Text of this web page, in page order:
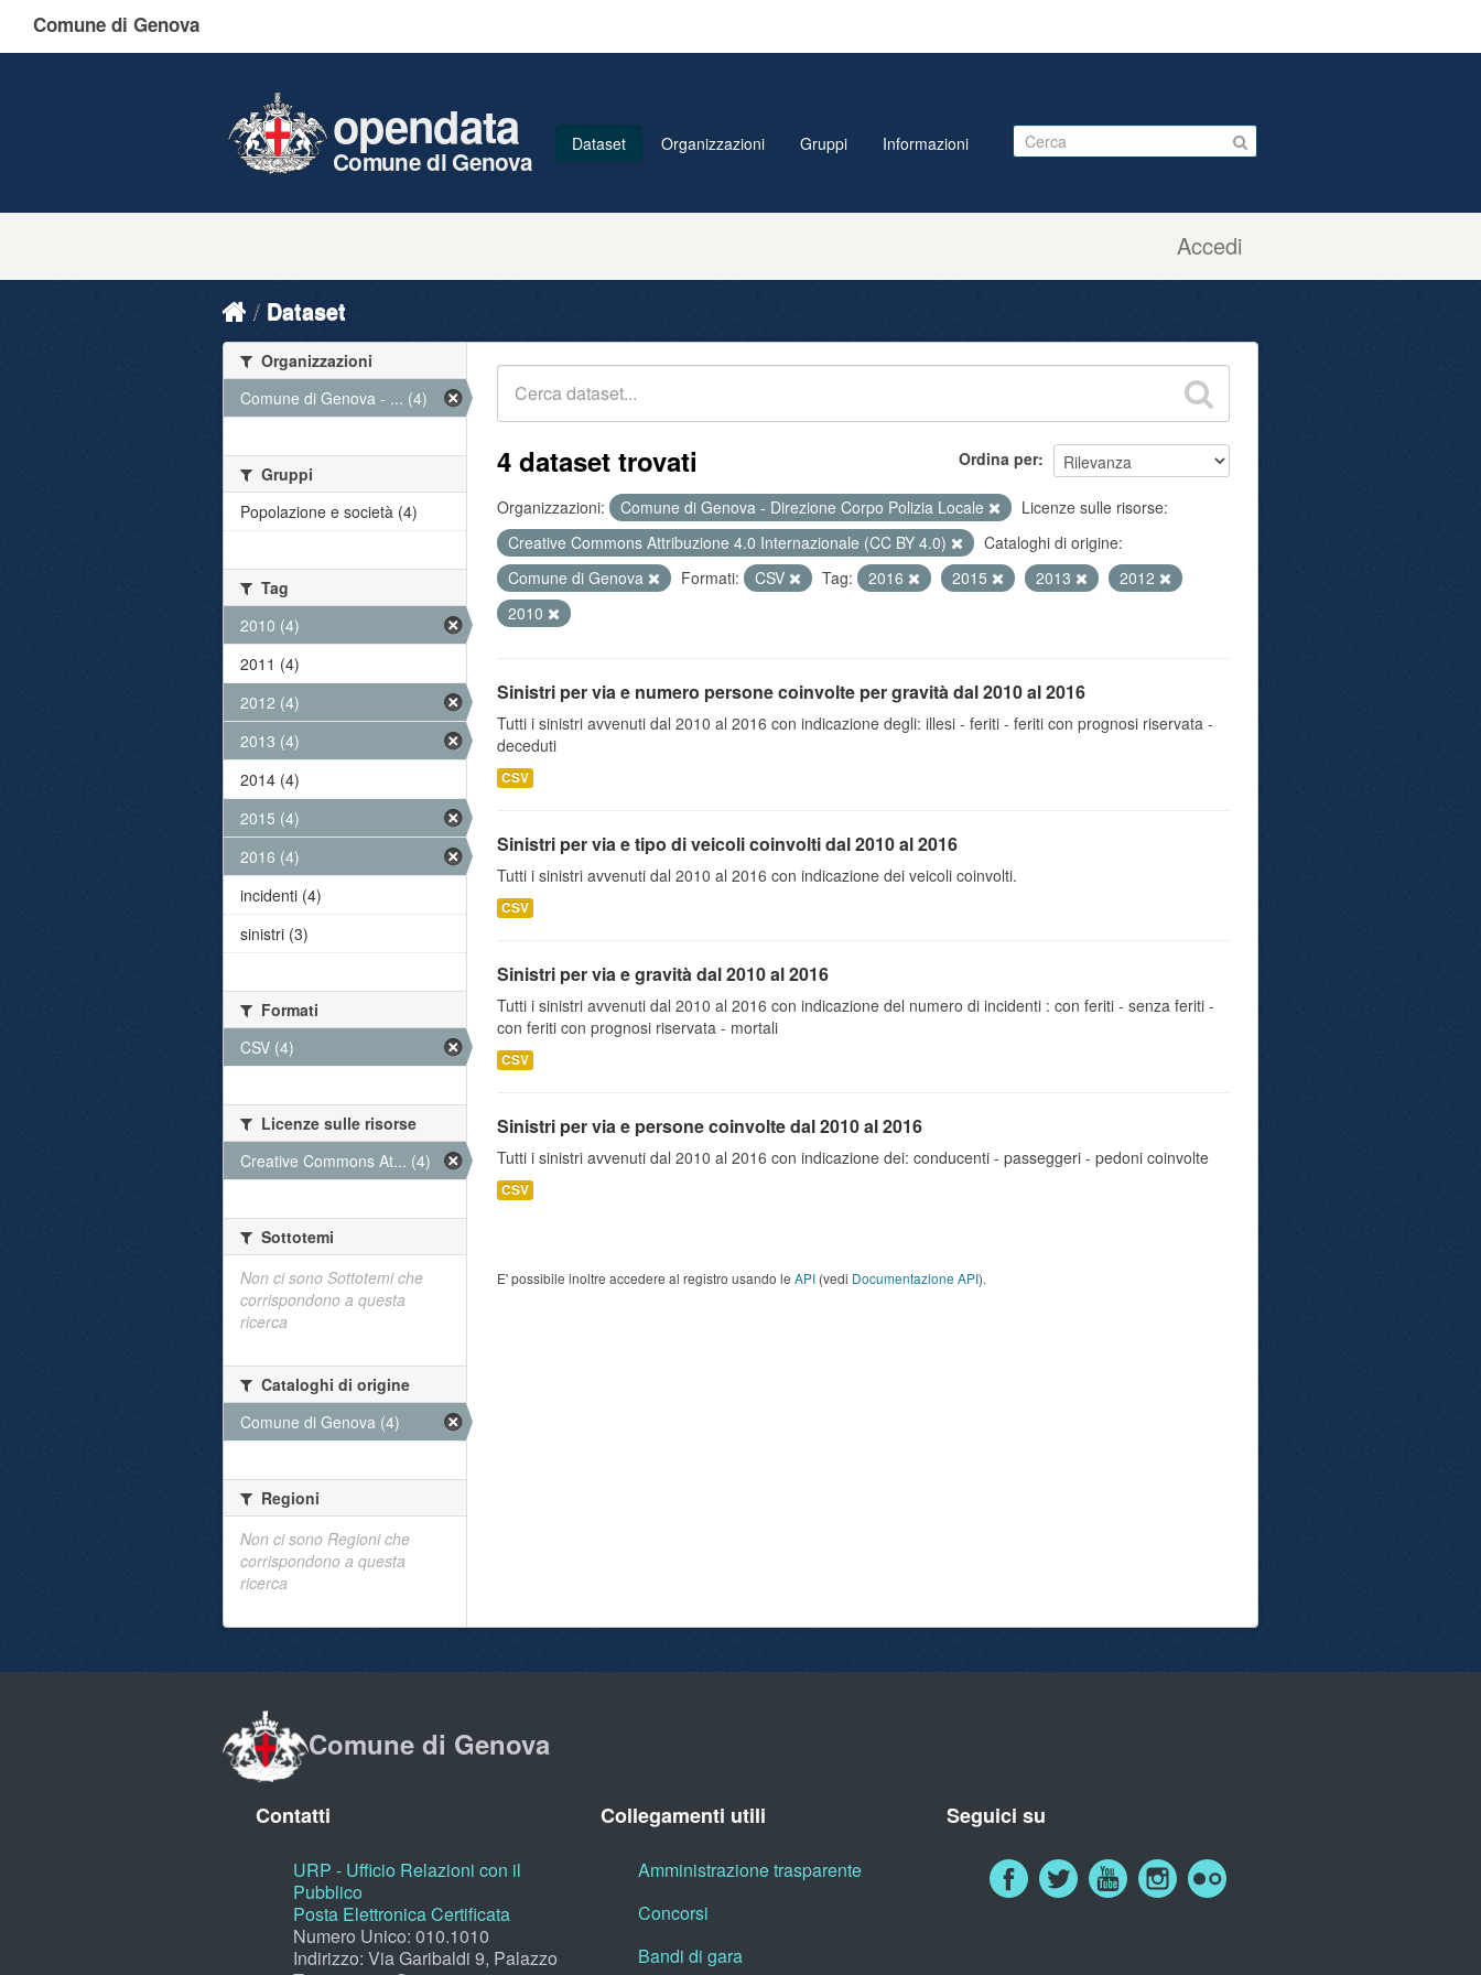
Comune di Genova
Accedi
opendata
Comune di Genova
Dataset Organizzazioni Gruppi Informazioni
Dataset
Ordina per
4 dataset trovati
Organizzazioni: Comune di Genova - Direzione Corpo Polizia Locale
Licenze sulle risorse:
Creative Commons Attribuzione 4.0 Internazionale (CC BY 4.0)
Cataloghi di origine:
Comune di Genova
Formati: CSV Tag: 2016 2015 2013
2012
2010
Sinistri per via e numero persone coinvolte per gravità dal 2010 al 2016
Tutti i sinistri avvenuti dal 2010 al 2016 con indicazione degli: illesi - feriti - feriti con prognosi riservata -
deceduti
CSV
Sinistri per via e tipo di veicoli coinvolti dal 2010 al 2016
Tutti i sinistri avvenuti dal 2010 al 2016 con indicazione dei veicoli coinvolti.
CSV
Sinistri per via e gravità dal 2010 al 2016
Tutti i sinistri avvenuti dal 2010 al 2016 con indicazione del numero di incidenti : con feriti - senza feriti -
con feriti con prognosi riservata - mortali
CSV
Sinistri per via e persone coinvolte dal 2010 al 2016
Tutti i sinistri avvenuti dal 2010 al 2016 con indicazione dei: conducenti - passeggeri - pedoni coinvolte
CSV
E' possibile inoltre accedere al registro usando le API (vedi Documentazione API).
Organizzazioni
Comune di Genova - ... (4)
Gruppi
Popolazione e società (4)
Tag
2010 (4)
2011 (4)
2012 (4)
2013 (4)
2014 (4)
2015 (4)
2016 (4)
incidenti (4)
sinistri (3)
Formati
CSV (4)
Licenze sulle risorse
Creative Commons At... (4)
Sottotemi
Non ci sono Sottotemi che
corrispondono a questa
ricerca
Cataloghi di origine
Comune di Genova (4)
Regioni
Non ci sono Regioni che
corrispondono a questa
ricerca
Comune di Genova
Contatti
URP - Ufficio Relazioni con il
Pubblico
Posta Elettronica Certificata
Numero Unico: 010.1010
Indirizzo: Via Garibaldi 9, Palazzo
Collegamenti utili
Amministrazione trasparente
Concorsi
Bandi di gara
Seguici su